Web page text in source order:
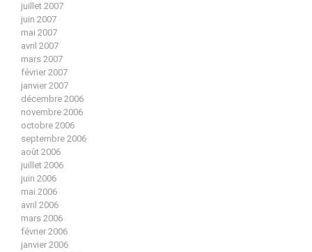
juillet 2007
juin 2007
mai 2007
avril 2007
mars 2007
février 2007
janvier 2007
décembre 2006
novembre 2006
octobre 2006
septembre 2006
août 2006
juillet 2006
juin 2006
mai 2006
avril 2006
mars 2006
février 2006
janvier 2006